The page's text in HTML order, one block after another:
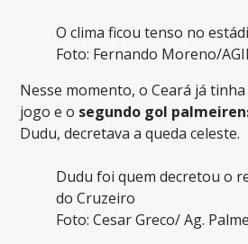
O clima ficou tenso no
Foto: Fernando Moreno/
Nesse momento, o Ceará já
jogo e o segundo gol
Dudu, decretava a queda celeste.
Dudu foi quem decretou o
do Cruzeiro
Foto: Cesar Greco/ Ag.